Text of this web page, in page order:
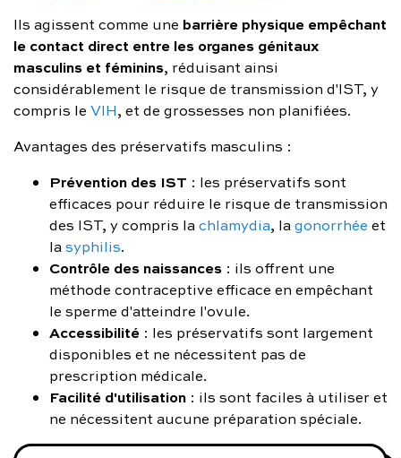
Ils agissent comme une barrière physique empêchant
le contact direct entre les organes génitaux
masculins et féminins, réduisant ainsi
considérablement le risque de transmission d'IST, y
compris le VIH, et de grossesses non planifiées.
Avantages des préservatifs masculins :
Prévention des IST : les préservatifs sont
efficaces pour réduire le risque de transmission
des IST, y compris lachlamydia, lagonorrhée et
lasyphilis.
Contrôle des naissances : ils offrent une
méthode contraceptive efficace en empêchant
le sperme d'atteindre l'ovule.
Accessibilité : les préservatifs sont largement
disponibles et ne nécessitent pas de
prescription médicale.
Facilité d'utilisation : ils sont faciles à utiliser et
ne nécessitent aucune préparation spéciale.